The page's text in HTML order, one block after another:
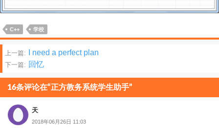
C++ 学校
文
章
分
页
上一篇: I need a perfect plan
下一篇: 回忆
16条评论在“正方教务系统学生助手”
天
2018年06月26日 11:03